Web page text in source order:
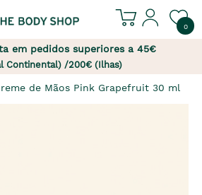
0
em pedidos superiores a 45€
Continental) /200€ (Ilhas)
de Mãos Pink Grapefruit 30 ml